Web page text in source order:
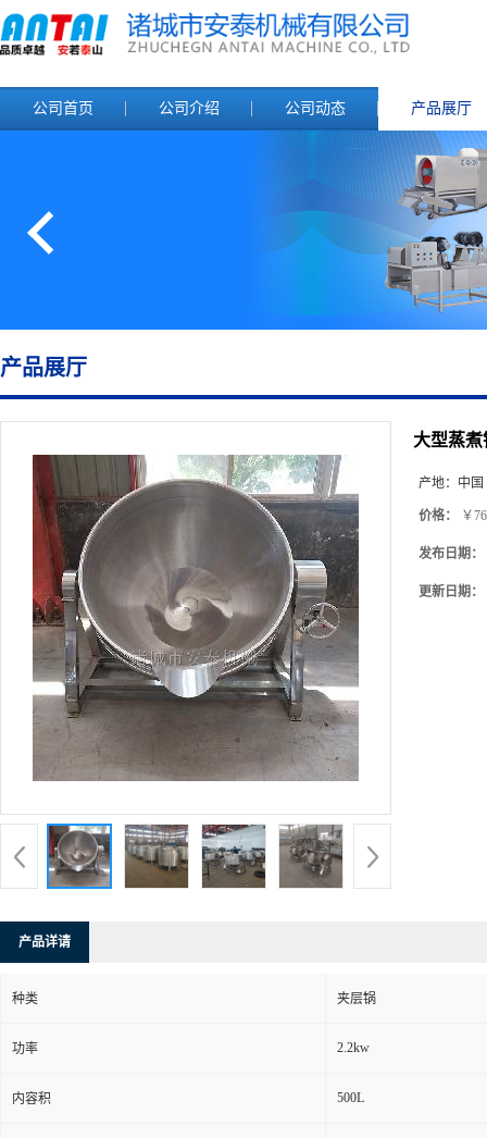
公司首页 公司介绍 公司动态 产品展厅
产品展厅
大型蒸
产地： 中
价格： ￥
发布日期：
更新日期：
产品详请
种类 夹层锅
功率 2.2kw
内容积 500L